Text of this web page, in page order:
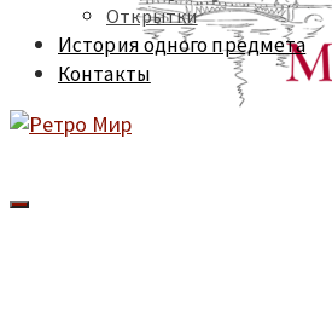
Открытки
История одного предмета
Контакты